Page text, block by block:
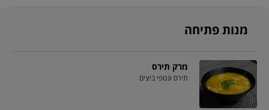
מנות פתיחה
מרק תירס
תירס ונטפי ביצים